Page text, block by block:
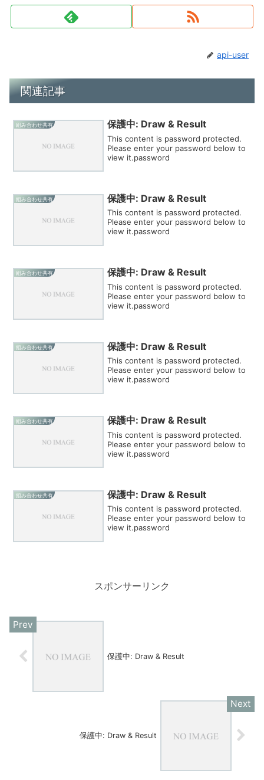
api-user
関連記事
組み合わせ共有 保護中: Draw & Result
This content is password protected.
Please enter your password below to
view it.password
組み合わせ共有 保護中: Draw & Result
This content is password protected.
Please enter your password below to
view it.password
組み合わせ共有 保護中: Draw & Result
This content is password protected.
Please enter your password below to
view it.password
組み合わせ共有 保護中: Draw & Result
This content is password protected.
Please enter your password below to
view it.password
組み合わせ共有 保護中: Draw & Result
This content is password protected.
Please enter your password below to
view it.password
組み合わせ共有 保護中: Draw & Result
This content is password protected.
Please enter your password below to
view it.password
スポンサーリンク
保護中: Draw & Result
保護中: Draw & Result